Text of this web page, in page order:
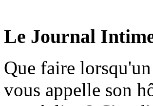
Le Journal
Que faire
vous appelle son